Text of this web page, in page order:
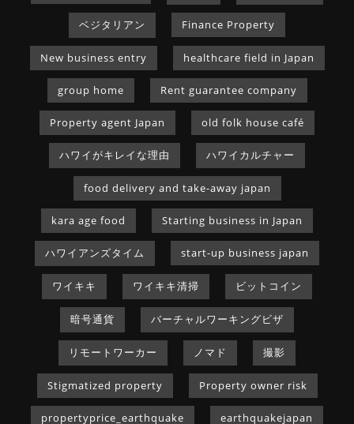
ベジタリアン Finance Property
New business entry healthcare field in Japan
group home Rent guarantee company
Property agent Japan old folk house café
ハワイがキレイな理由 ハワイカルチャー
food delivery and take-away japan
kara age food Starting business in Japan
ハワイアンズタイム start-up business japan
ワイキキ ワイキキ清掃 ビットコイン
暗号通貨 バーチャルワーキングビザ
リモートワーカー ノマド 撮影
Stigmatized property Property owner risk
propertyprice_earthquake earthquakejapan